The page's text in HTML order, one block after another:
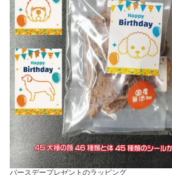
バースデープレゼントのラッピング